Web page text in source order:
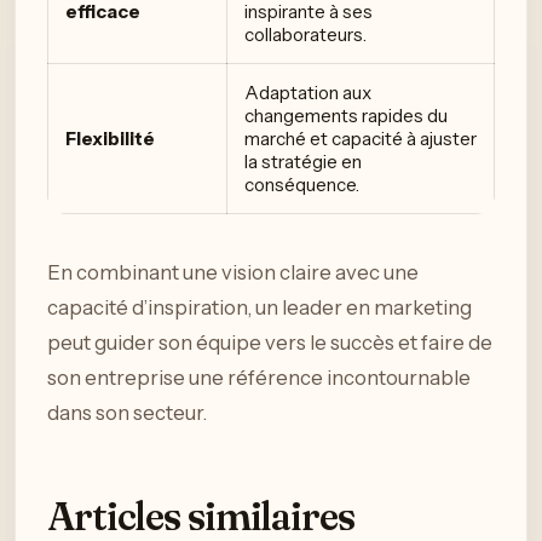
efficace
inspirante à ses
collaborateurs.
Flexibilité
Adaptation aux
changements rapides du
marché et capacité à ajuster
la stratégie en
conséquence.
En combinant une vision claire avec une
capacité d’inspiration, un leader en marketing
peut guider son équipe vers le succès et faire de
son entreprise une référence incontournable
dans son secteur.
Articles similaires